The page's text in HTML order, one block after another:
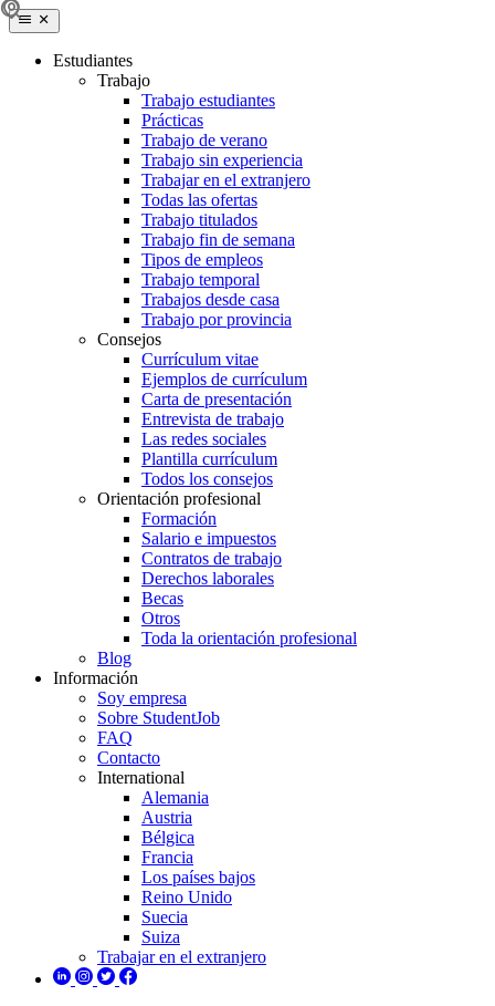
Estudiantes
Trabajo
Trabajo estudiantes
Prácticas
Trabajo de verano
Trabajo sin experiencia
Trabajar en el extranjero
Todas las ofertas
Trabajo titulados
Trabajo fin de semana
Tipos de empleos
Trabajo temporal
Trabajos desde casa
Trabajo por provincia
Consejos
Currículum vitae
Ejemplos de currículum
Carta de presentación
Entrevista de trabajo
Las redes sociales
Plantilla currículum
Todos los consejos
Orientación profesional
Formación
Salario e impuestos
Contratos de trabajo
Derechos laborales
Becas
Otros
Toda la orientación profesional
Blog
Información
Soy empresa
Sobre StudentJob
FAQ
Contacto
International
Alemania
Austria
Bélgica
Francia
Los países bajos
Reino Unido
Suecia
Suiza
Trabajar en el extranjero